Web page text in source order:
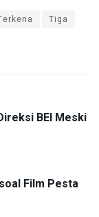
Tiga
BEI Meski
Film Pesta